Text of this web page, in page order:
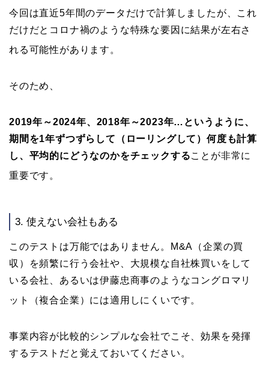
今回は直近5年間のデータだけで計算しましたが、これ
だけだとコロナ禍のような特殊な要因に結果が左右さ
れる可能性があります。
そのため、
2019年～2024年、2018年～2023年…というように、
期間を1年ずつずらして（ローリングして）何度も計算
し、平均的にどうなのかをチェックすることが非常に
重要です。
3. 使えない会社もある
このテストは万能ではありません。M&A（企業の買
収）を頻繁に行う会社や、大規模な自社株買いをして
いる会社、あるいは伊藤忠商事のようなコングロマリ
ット（複合企業）には適用しにくいです。
事業内容が比較的シンプルな会社でこそ、効果を発揮
するテストだと覚えておいてください。